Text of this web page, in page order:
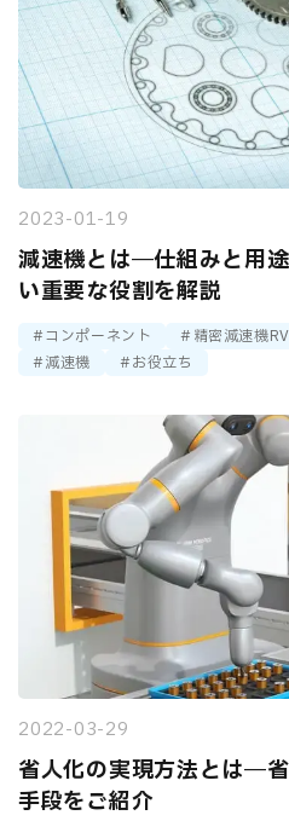
2023-01-19
減速機とは―仕組みと用
い重要な役割を解説
コンポーネント 精密減速機RV
減速機
お役立ち
2022-03-29
省人化の実現方法とは―
手段をご紹介